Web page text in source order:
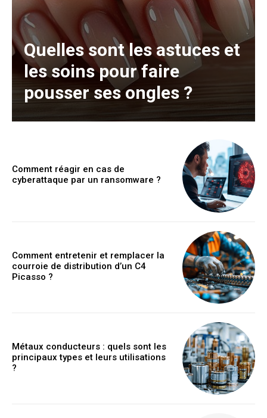
Quelles sont les astuces et
les soins pour faire
pousser ses ongles ?
Comment réagir en cas de
cyberattaque par un ransomware ?
Comment entretenir et remplacer la
courroie de distribution d’un C4
Picasso ?
Métaux conducteurs : quels sont les
principaux types et leurs utilisations
?